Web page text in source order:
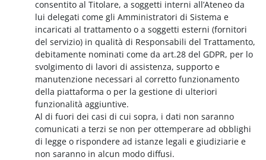
consentito al Titolare, a soggetti interni all’Ateneo da
lui delegati come gli Amministratori di Sistema e
incaricati al trattamento o a soggetti esterni (fornitori
del servizio) in qualità di Responsabili del Trattamento,
debitamente nominati come da art.28 del GDPR, per lo
svolgimento di lavori di assistenza, supporto e
manutenzione necessari al corretto funzionamento
della piattaforma o per la gestione di ulteriori
funzionalità aggiuntive.
Al di fuori dei casi di cui sopra, i dati non saranno
comunicati a terzi se non per ottemperare ad obblighi
di legge o rispondere ad istanze legali e giudiziarie e
non saranno in alcun modo diffusi.